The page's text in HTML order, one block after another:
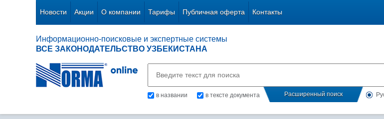
Новости Акции О компании Тарифы Публичная оферта Контакты
Информационно-поисковые и экспертные системы
ВСЕ ЗАКОНОДАТЕЛЬСТВО УЗБЕКИСТАНА
в названии в тексте документа Расширенный поиск